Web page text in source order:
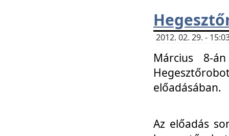
2012. 02. 29. -
Március 8-
előadásában.
Az előadás